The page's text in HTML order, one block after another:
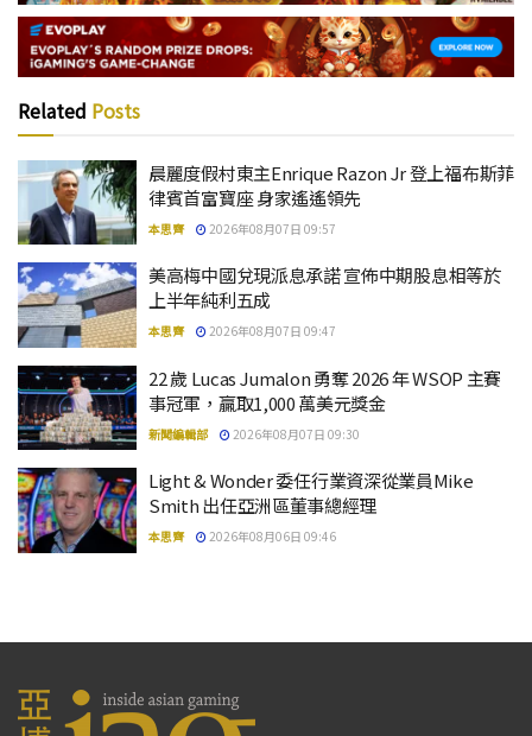
Related Posts
晨麗度假村東主Enrique Razon Jr 登上福布斯菲
律賓首富寶座 身家遙遙領先
本思齊 2026年08月07日 09:57
美高梅中國兌現派息承諾 宣佈中期股息相等於
上半年純利五成
本思齊 2026年08月07日 09:47
22 歲 Lucas Jumalon 勇奪 2026 年 WSOP 主賽
事冠軍，贏取1,000 萬美元獎金
新聞編輯部 2026年08月07日 09:30
Light & Wonder 委任行業資深從業員Mike
Smith 出任亞洲區董事總經理
本思齊 2026年08月06日 09:46